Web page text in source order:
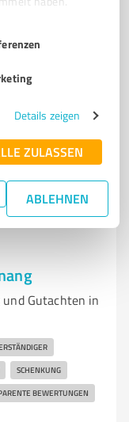
Details zeigen
ZULASSEN
ABLEHNEN
Gutachten in
SCHENKUNG
BEWERTUNGEN